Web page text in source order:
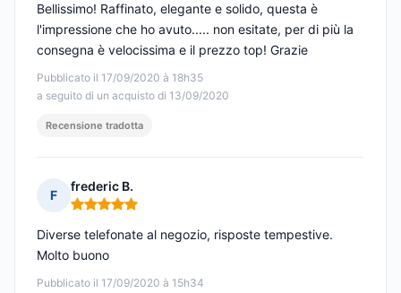
Pubblicato il 17/09/2020 à 18h35
a seguito di un acquisto di 13/09/2020
Bellissimo! Raffinato, elegante e solido, questa è
l'impressione che ho avuto..... non esitate, per di più la
consegna è velocissima e il prezzo top! Grazie
Recensione tradotta
F
frederic B.
Nota: 5 su 5
Pubblicato il 17/09/2020 à 15h34
Diverse telefonate al negozio, risposte tempestive.
Molto buono